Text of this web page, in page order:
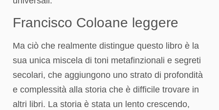
Francisco Coloane leggere
Ma ciò che realmente distingue questo libro è la
sua unica miscela di toni metafinzionali e segreti
secolari, che aggiungono uno strato di profondità
e complessità alla storia che è difficile trovare in
altri libri. La storia è stata un lento crescendo,